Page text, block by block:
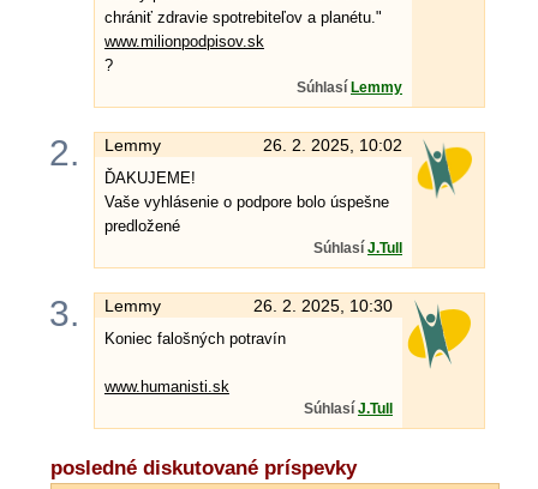
chrániť zdravie spotrebiteľov a planétu."
www.milionpodpisov.sk
?
Súhlasí Lemmy
2. Lemmy 26. 2. 2025, 10:02
ĎAKUJEME!
Vaše vyhlásenie o podpore bolo úspešne
predložené
Súhlasí J.Tull
3. Lemmy 26. 2. 2025, 10:30
Koniec falošných potravín
www.humanisti.sk
Súhlasí J.Tull
posledné diskutované príspevky